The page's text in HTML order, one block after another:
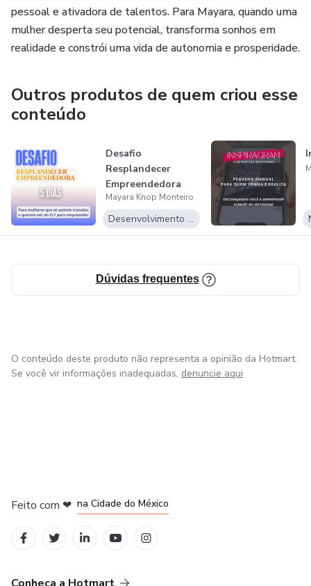
pessoal e ativadora de talentos. Para Mayara, quando uma
mulher desperta seu potencial, transforma sonhos em
realidade e constrói uma vida de autonomia e prosperidade.
Outros produtos de quem criou esse
conteúdo
Desafio
Resplandecer
Empreendedora
Mayara Knop Monteiro
Desenvolvimento Pessoal
Dúvidas frequentes
O conteúdo deste produto não representa a opinião da Hotmart.
Se você vir informações inadequadas, denuncie aqui
Feito com ❤ na Cidade do México